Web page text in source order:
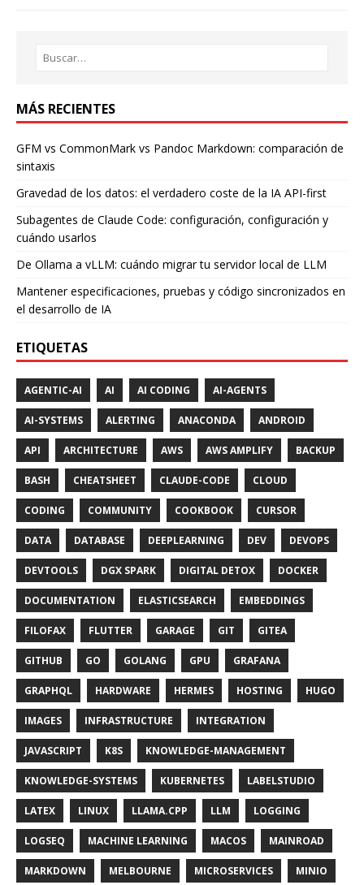
MÁS RECIENTES
GFM vs CommonMark vs Pandoc Markdown: comparación de
sintaxis
Gravedad de los datos: el verdadero coste de la IA API-first
Subagentes de Claude Code: configuración, configuración y
cuándo usarlos
De Ollama a vLLM: cuándo migrar tu servidor local de LLM
Mantener especificaciones, pruebas y código sincronizados en
el desarrollo de IA
ETIQUETAS
AGENTIC-AI AI AI CODING AI-AGENTS
AI-SYSTEMS ALERTING ANACONDA ANDROID
API ARCHITECTURE AWS AWS AMPLIFY BACKUP
BASH CHEATSHEET CLAUDE-CODE CLOUD
CODING COMMUNITY COOKBOOK CURSOR
DATA DATABASE DEEPLEARNING DEV DEVOPS
DEVTOOLS DGX SPARK DIGITAL DETOX DOCKER
DOCUMENTATION ELASTICSEARCH EMBEDDINGS
FILOFAX FLUTTER GARAGE GIT GITEA
GITHUB GO GOLANG GPU GRAFANA
GRAPHQL HARDWARE HERMES HOSTING HUGO
IMAGES INFRASTRUCTURE INTEGRATION
JAVASCRIPT K8S KNOWLEDGE-MANAGEMENT
KNOWLEDGE-SYSTEMS KUBERNETES LABELSTUDIO
LATEX LINUX LLAMA.CPP LLM LOGGING
LOGSEQ MACHINE LEARNING MACOS MAINROAD
MARKDOWN MELBOURNE MICROSERVICES MINIO